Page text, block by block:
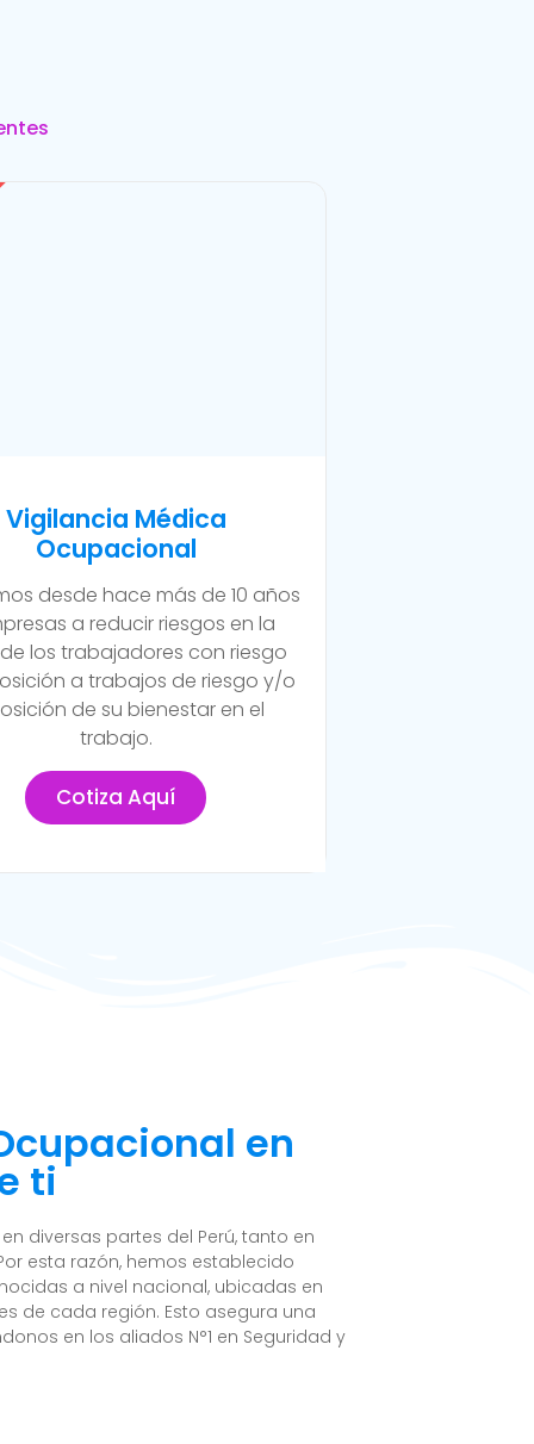
Vigilancia Médica
Ocupacional
desde hace más de 10 años
a reducir riesgos en la
los trabajadores con riesgo
a trabajos de riesgo y/o
de su bienestar en el
trabajo.
Cotiza Aquí
en
ti
diversas partes del Perú, tanto en
esta razón, hemos establecido
a nivel nacional, ubicadas en
de cada región. Esto asegura una
en los aliados N°1 en Seguridad y